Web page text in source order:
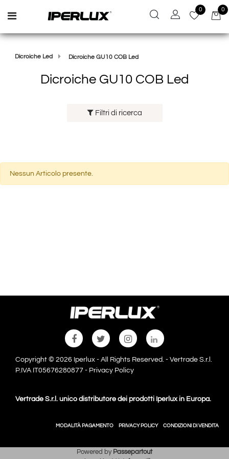
Open menu
0 0
Dicroiche Led Dicroiche GU10 COB Led
Dicroiche GU10 COB Led
Filtri di ricerca
Nessun Articolo presente.
Copyright © 2026 Iperlux - All Rights Reserved. - Vertrade S.r.l.
P.IVA IT05676280877 - Privacy Policy
Vertrade S.r.l. unico distributore dei prodotti Iperlux in Europa.
MODALITÀ PAGAMENTO PRIVACY POLICY CONDIZIONI DI VENDITA
Powered by Passepartout